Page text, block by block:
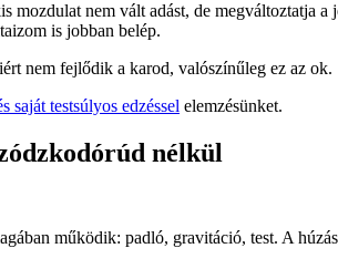
nem vált adást, de megváltoztatja
is jobban belép.
nem fejlődik a karod, valószínűleg ez az ok.
saját testsúlyos edzéssel elemzésünket.
nélkül
működik: padló, gravitáció, test. A